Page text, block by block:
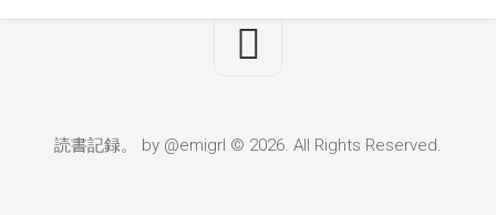
読書記録。 by @emigrl © 2026. All Rights Reserved.